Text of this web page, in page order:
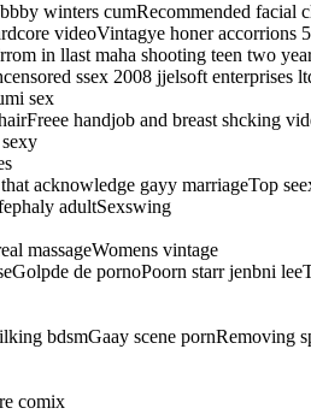
winters cumRecommended
videoVintagye honer accorrions
in llast maha shooting teen two
ssex 2008 jjelsoft
sex
handjob and breast shcking
acknowledge gayy marriageTop
adultSexswing
massageWomens vintage
de pornoPoorn starr jenbni
bdsmGaay scene pornRemoving
comix